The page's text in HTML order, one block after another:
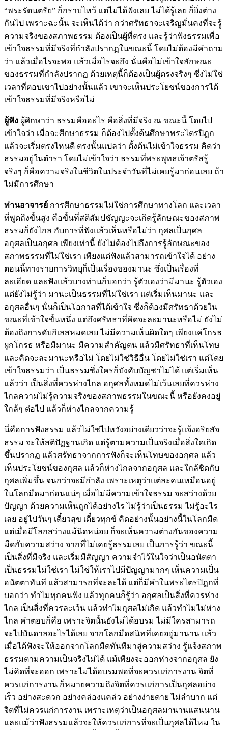
“พระรัตนตรัย” ก็กราบไหว้ แต่ไม่ได้ฟังเลย ไม่ได้รู้เลย ก็ยิ่งต่าง
กันไป เพราะฉะนั้น จะเห็นได้ว่า กว่าศรัทธาจะเจริญมั่นคงที่จะรู้
ความจริงของสภาพธรรม ต้องเป็นผู้ที่ตรง และรู้ว่าฟังธรรมเพื่อ
เข้าใจธรรมที่มีจริงที่กำลังปรากฏในขณะนี้ โดยไม่ต้องมีคำถาม
ว่า แล้วเมื่อไรจะพอ แล้วเมื่อไรจะถึง นั่นคือไม่เข้าใจลักษณะ
ของธรรมที่กำลังปรากฏ ด้วยเหตุนี้ก็ต้องเป็นผู้ตรงจริงๆ ซึ่งไม่ใช่
เวลาที่ตอบเขาไปอย่างนั้นแล้ว เขาจะเห็นประโยชน์ของการได้
เข้าใจธรรมที่มีจริงหรือไม่
ผู้ฟัง ผู้ศึกษาว่า ธรรมคืออะไร คือสิ่งที่มีจริง ณ ขณะนี้ โดยไป
เข้าใจว่า เมื่อจะศึกษาธรรม ก็ต้องไปตั้งต้นศึกษาพระไตรปิฎก
แล้วจะเริ่มตรงไหนดี ตรงนั้นแปลว่า ตั้งต้นไม่เข้าใจธรรม คิดว่า
ธรรมอยู่ในตำรา โดยไม่เข้าใจว่า ธรรมที่พระพุทธเจ้าตรัสรู้
จริงๆ ก็คือความจริงในชีวิตในประจำวันที่ไม่เคยรู้มาก่อนเลย ถ้า
ไม่มีการศึกษา
ท่านอาจารย์ การศึกษาธรรมไม่ใช่การศึกษาทางโลก และเวลา
ที่พูดถึงขั้นสูง คือขั้นที่สติสัมปชัญญะจะเกิดรู้ลักษณะของสภาพ
ธรรมก็ยังไกล กับการที่ฟังแล้วเห็นหรือไม่ว่า กุศลเป็นกุศล
อกุศลเป็นอกุศล เพียงเท่านี้ ยังไม่ต้องไปถึงการรู้ลักษณะของ
สภาพธรรมที่ไม่ใช่เรา เพียงแต่ฟังแล้วสามารถเข้าใจได้ อย่าง
ตอนนี้ทางรายการวิทยุก็เป็นเรื่องของมานะ ซึ่งเป็นเรื่องที่
ละเอียด และฟังแล้วบางท่านก็บอกว่า รู้ตัวเองว่ามีมานะ รู้ตัวเอง
แต่ยังไม่รู้ว่า มานะเป็นธรรมที่ไม่ใช่เรา แต่เริ่มเห็นมานะ และ
อกุศลอื่นๆ นั่นก็เป็นโอกาสที่ได้เข้าใจ ซึ่งก็ต้องมีศรัทธาด้วยใน
ขณะที่เข้าใจขั้นหนึ่ง แต่ถึงศรัทธาที่คิดจะละมานะหรือไม่ ยังไม่
ต้องถึงการดับกิเลสหมดเลย ไม่มีความเห็นผิดใดๆ เพียงแค่โกรธ
ผูกโกรธ หรือมีมานะ มีความสำคัญตน แล้วมีศรัทธาที่เห็นโทษ
และคิดจะละมานะหรือไม่ โดยไม่ใช่วิธีอื่น โดยไม่ใช่เรา แต่โดย
เข้าใจธรรมว่า เป็นธรรมซึ่งใครก็บังคับบัญชาไม่ได้ แต่เริ่มเห็น
แล้วว่า เป็นสิ่งที่ควรห่างไกล อกุศลทั้งหมดไม่เว้นเลยที่ควรห่าง
ไกลความไม่รู้ความจริงของสภาพธรรมในขณะนี้ หรือยังคงอยู่
ใกล้ๆ ต่อไป แล้วก็ห่างไกลจากความรู้
นี่คือการฟังธรรม แล้วไม่ใช่ไปหวังอย่างเดียวว่าจะรู้แจ้งอริยสัจ
ธรรม จะให้สติปัฏฐานเกิด แต่รู้ตามความเป็นจริงเมื่อสิ่งใดเกิด
ขึ้นปรากฏ แล้วศรัทธาจากการฟังก็จะเห็นโทษของอกุศล แล้ว
เห็นประโยชน์ของกุศล แล้วก็ห่างไกลจากอกุศล และใกล้ชิดกับ
กุศลเพิ่มขึ้น จนกว่าจะมีกำลัง เพราะเหตุว่าแต่ละคนเหมือนอยู่
ในโลกมืดมาก่อนแน่ๆ เมื่อไม่มีความเข้าใจธรรม จะสว่างด้วย
ปัญญา ด้วยความเห็นถูกได้อย่างไร ไม่รู้ว่าเป็นธรรม ไม่รู้อะไร
เลย อยู่ไปวันๆ เดี๋ยวสุข เดี๋ยวทุกข์ คิดอย่างนั้นอย่างนี้ในโลกมืด
แต่เมื่อมีโลกสว่างแม้นิดหน่อย ก็จะเห็นความต่างกันของความ
มืดกับความสว่าง จากที่ไม่เคยรู้ธรรมเลย เป็นการรู้ว่า ขณะนี้
เป็นสิ่งที่มีจริง และเริ่มมีสัญญา ความจำไว้ในใจว่าเป็นอนัตตา
เป็นธรรมไม่ใช่เรา ไม่ใช่ให้เราไปมีปัญญามากๆ เห็นความเป็น
อนัตตาทันที แล้วสามารถที่จะละได้ แต่ก็มีคำในพระไตรปิฎกที่
บอกว่า ทำไมทุกคนฟัง แล้วทุกคนก็รู้ว่า อกุศลเป็นสิ่งที่ควรห่าง
ไกล เป็นสิ่งที่ควรละเว้น แล้วทำไมกุศลไม่เกิด แล้วทำไมไม่ห่าง
ไกล คำตอบก็คือ เพราะจิตนั้นยังไม่ได้อบรม ไม่มีใครสามารถ
จะไปบันดาลอะไรได้เลย จากโลกมืดสนิทที่เคยอยู่มานาน แล้ว
เมื่อได้ฟังจะให้ออกจากโลกมืดทันทีมาสู่ความสว่าง รู้แจ้งสภาพ
ธรรมตามความเป็นจริงไม่ได้ แม้เพียงจะออกห่างจากอกุศล ยัง
ไม่คิดที่จะออก เพราะไม่ได้อบรมพอที่จะควรแก่การงาน จิตที่
ควรแก่การงาน ก็หมายความถึงจิตที่ควรแก่การเป็นกุศลอย่าง
เร็ว อย่างสะดวก อย่างคล่องแคล่ว อย่างง่ายดาย ไม่ลำบาก แต่
จิตที่ไม่ควรแก่การงาน เพราะเหตุว่าเป็นอกุศลมานานแสนนาน
และแม้ว่าฟังธรรมแล้วจะให้ควรแก่การที่จะเป็นกุศลได้ไหม ใน